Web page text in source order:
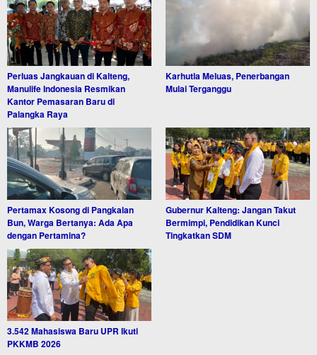
Perluas Jangkauan di Kalteng,
Manulife Indonesia Resmikan
Kantor Pemasaran Baru di
Palangka Raya
Karhutla Meluas, Penerbangan
Mulai Terganggu
Pertamax Kosong di Pangkalan
Bun, Warga Bertanya: Ada Apa
dengan Pertamina?
Gubernur Kalteng: Jangan Takut
Bermimpi, Pendidikan Kunci
Tingkatkan SDM
3.542 Mahasiswa Baru UPR Ikuti
PKKMB 2026